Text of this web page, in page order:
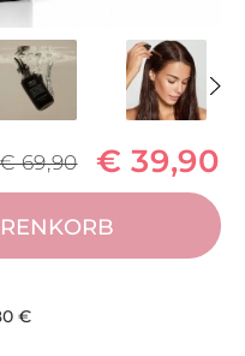
€ 39,90
€ 69,90
€